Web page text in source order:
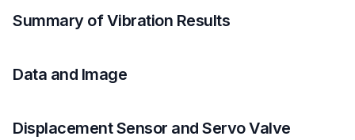
Summary of Vibration Results
Data and Image
Displacement Sensor and Servo Valve